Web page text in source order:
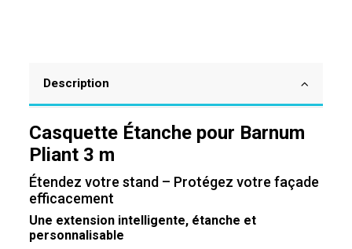
Description
Casquette Étanche pour Barnum
Pliant 3 m
Étendez votre stand – Protégez votre façade
efficacement
Une extension intelligente, étanche et
personnalisable